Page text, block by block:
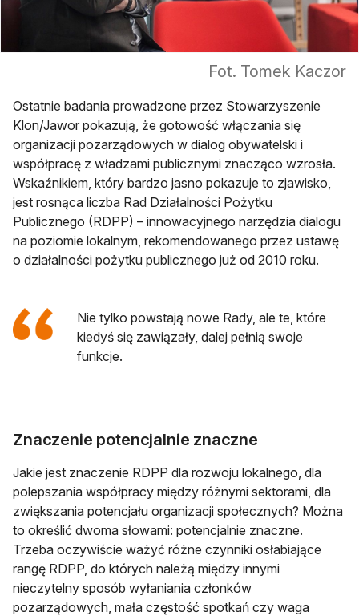
Fot. Tomek Kaczor
Ostatnie badania prowadzone przez Stowarzyszenie
Klon/Jawor pokazują, że gotowość włączania się
organizacji pozarządowych w dialog obywatelski i
współpracę z władzami publicznymi znacząco wzrosła.
Wskaźnikiem, który bardzo jasno pokazuje to zjawisko,
jest rosnąca liczba Rad Działalności Pożytku
Publicznego (RDPP) – innowacyjnego narzędzia dialogu
na poziomie lokalnym, rekomendowanego przez ustawę
o działalności pożytku publicznego już od 2010 roku.
Nie tylko powstają nowe Rady, ale te, które
kiedyś się zawiązały, dalej pełnią swoje
funkcje.
Znaczenie potencjalnie znaczne
Jakie jest znaczenie RDPP dla rozwoju lokalnego, dla
polepszania współpracy między różnymi sektorami, dla
zwiększania potencjału organizacji społecznych? Można
to określić dwoma słowami: potencjalnie znaczne.
Trzeba oczywiście ważyć różne czynniki osłabiające
rangę RDPP, do których należą między innymi
nieczytelny sposób wyłaniania członków
pozarządowych, mała częstość spotkań czy waga